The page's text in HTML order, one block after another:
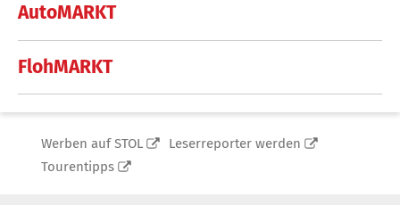
AutoMARKT
FlohMARKT
Werben auf STOL
Leserreporter werden
Tourentipps